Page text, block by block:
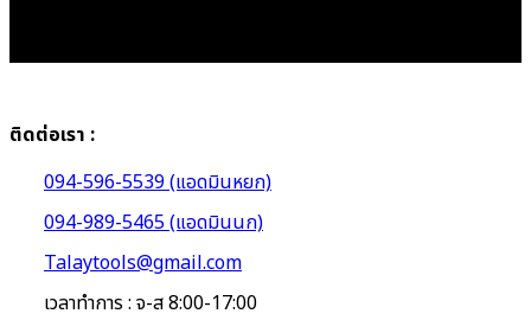
ติดต่อเรา :
094-596-5539 (แอดมินหยก)
094-989-5465 (แอดมินนก)
Talaytools@gmail.com
เวลาทำการ : จ-ส 8:00-17:00